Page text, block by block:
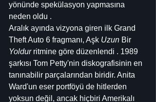
yönünde spekülasyon yapmasına
neden oldu .
Aralık ayında vizyona giren ilk Grand
Theft Auto 6 fragmanı, Aşk Uzun Bir
Yoldur ritmine göre düzenlendi . 1989
şarkısı Tom Petty'nin diskografisinin en
tanınabilir parçalarından biridir. Anita
Ward'un eser portföyü de hitlerden
yoksun değil, ancak hiçbiri Amerikalı